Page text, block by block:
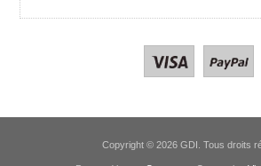
Copyright © 2026 GDI. Tous droits